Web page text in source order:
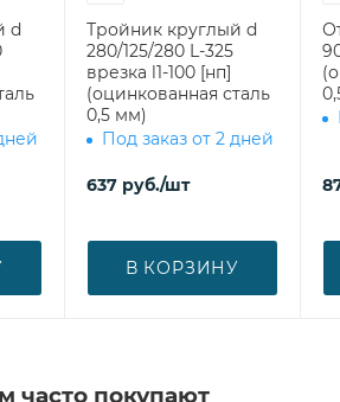
d
Тройник круглый d
280/125/280 L-325
врезка l1-100 [нп]
(оцинкованная сталь
0,5 мм)
Под заказ от 2 дней
637 руб./шт
В КОРЗИНУ
часто покупают